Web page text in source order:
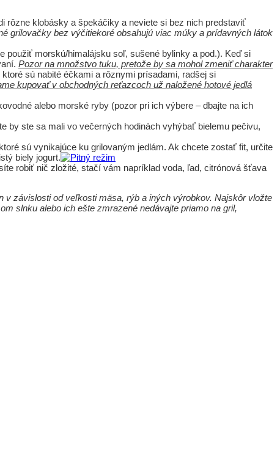
rôzne klobásky a špekáčiky a neviete si bez nich predstaviť
oré obsahujú viac múky a prídavných látok
použiť morskú/himalájsku soľ, sušené bylinky a pod.). Keď si
Pozor na množstvo tuku, pretože by sa mohol zmeniť charakter
sú nabité éčkami a rôznymi prísadami, radšej si
kupovať v obchodných reťazcoch už naložené hotové jedlá
alebo morské ryby (pozor pri ich výbere – dbajte na ich
by ste sa mali vo večerných hodinách vyhýbať bielemu pečivu,
sú vynikajúce ku grilovaným jedlám. Ak chcete zostať fit, určite
biely jogurt.
robiť nič zložité, stačí vám napríklad voda, ľad, citrónová šťava
závislosti od veľkosti mäsa, rýb a iných výrobkov. Najskôr vložte
slnku alebo ich ešte zmrazené nedávajte priamo na gril,